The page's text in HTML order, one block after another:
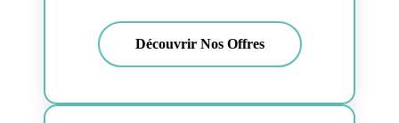
Découvrir Nos Offres